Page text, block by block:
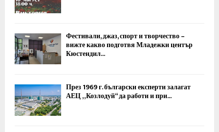
Фестивали, джаз, спорт и творчество –
вижте какво подготвя Младежки център
Кюстендил...
През 1969 г. български експерти залагат
АЕЦ „Козлодуй“ да работи и при...